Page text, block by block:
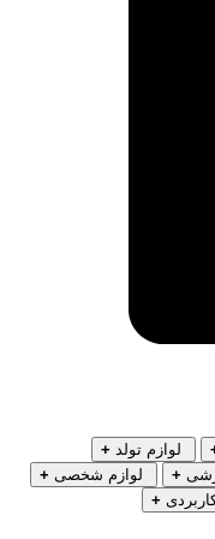
لوازم تولد +
+ لوازم شخصی +
+